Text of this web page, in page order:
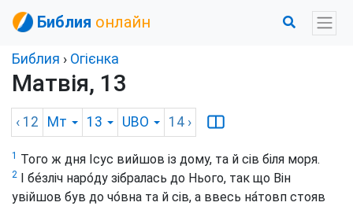
Библия онлайн
Библия › Огієнка
Матвія, 13
‹ 12 Мт 13 UBO 14 ›
1 Того ж дня Ісус вийшов із дому, та й сів біля моря.
2
І бе́зліч наро́ду зібралась до Нього, так що Він
увійшов був до чо́вна та й сів, а ввесь на́товп стояв